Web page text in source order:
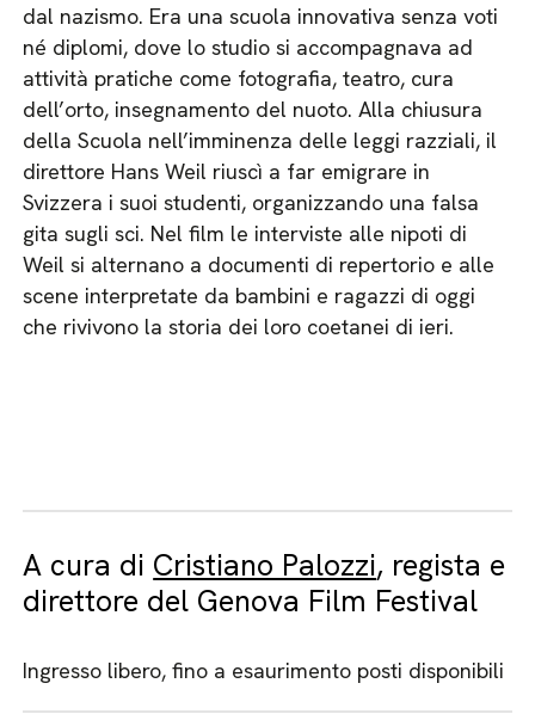
dal nazismo. Era una scuola innovativa senza voti
né diplomi, dove lo studio si accompagnava ad
attività pratiche come fotografia, teatro, cura
dell’orto, insegnamento del nuoto. Alla chiusura
della Scuola nell’imminenza delle leggi razziali, il
direttore Hans Weil riuscì a far emigrare in
Svizzera i suoi studenti, organizzando una falsa
gita sugli sci. Nel film le interviste alle nipoti di
Weil si alternano a documenti di repertorio e alle
scene interpretate da bambini e ragazzi di oggi
che rivivono la storia dei loro coetanei di ieri.
A cura di Cristiano Palozzi, regista e
direttore del Genova Film Festival
Ingresso libero, fino a esaurimento posti disponibili